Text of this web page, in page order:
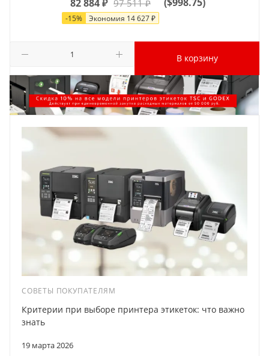
82 884₽ 97 511₽
-15% Экономия 14 627₽
В корзину
СОВЕТЫ ПОКУПАТЕЛЯМ
19 марта 2026
Критерии при выборе принтера этикеток: что важно
знать